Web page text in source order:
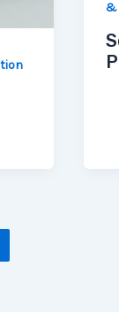
&